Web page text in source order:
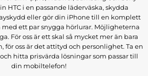
HTC i en passande läderväska, skydda
eller gör din iPhone till en komplett
ett par snygga hörlurar. Möjligheterna
För oss är ett skal så mycket mer än bara
för oss är det attityd och personlighet. Ta en
hitta prisvärda lösningar som passar till
din mobiltelefon!